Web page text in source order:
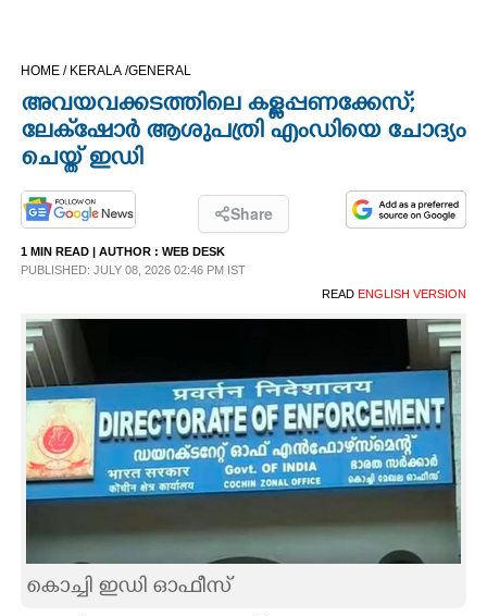
CINEMA
OPINION
PHOTOS
LIFESTYLE
SPIRITUAL
INFO+
ART
CARTOONS
HOME / KERALA /GENERAL
അവയവക്കടത്തിലെ കള്ളപ്പണക്കേസ്;
ലേക്‌ഷോർ ആശുപത്രി എംഡിയെ ചോദ്യം
ചെയ്ത് ഇഡി
Share
1 MIN READ | AUTHOR : WEB DESK
PUBLISHED: JULY 08, 2026 02:46 PM IST
READ ENGLISH VERSION
കൊച്ചി ഇഡി ഓഫീസ്